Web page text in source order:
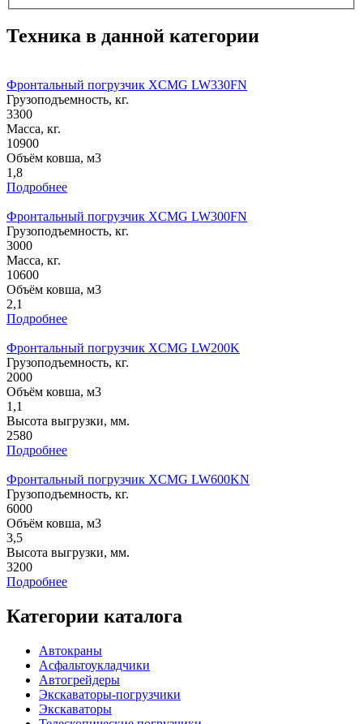
Техника в данной категории
Фронтальный погрузчик XCMG LW330FN
Грузоподъемность, кг.
3300
Масса, кг.
10900
Объём ковша, м3
1,8
Подробнее
Фронтальный погрузчик XCMG LW300FN
Грузоподъемность, кг.
3000
Масса, кг.
10600
Объём ковша, м3
2,1
Подробнее
Фронтальный погрузчик XCMG LW200K
Грузоподъемность, кг.
2000
Объём ковша, м3
1,1
Высота выгрузки, мм.
2580
Подробнее
Фронтальный погрузчик XCMG LW600KN
Грузоподъемность, кг.
6000
Объём ковша, м3
3,5
Высота выгрузки, мм.
3200
Подробнее
Категории каталога
Автокраны
Асфальтоукладчики
Автогрейдеры
Экскаваторы-погрузчики
Экскаваторы